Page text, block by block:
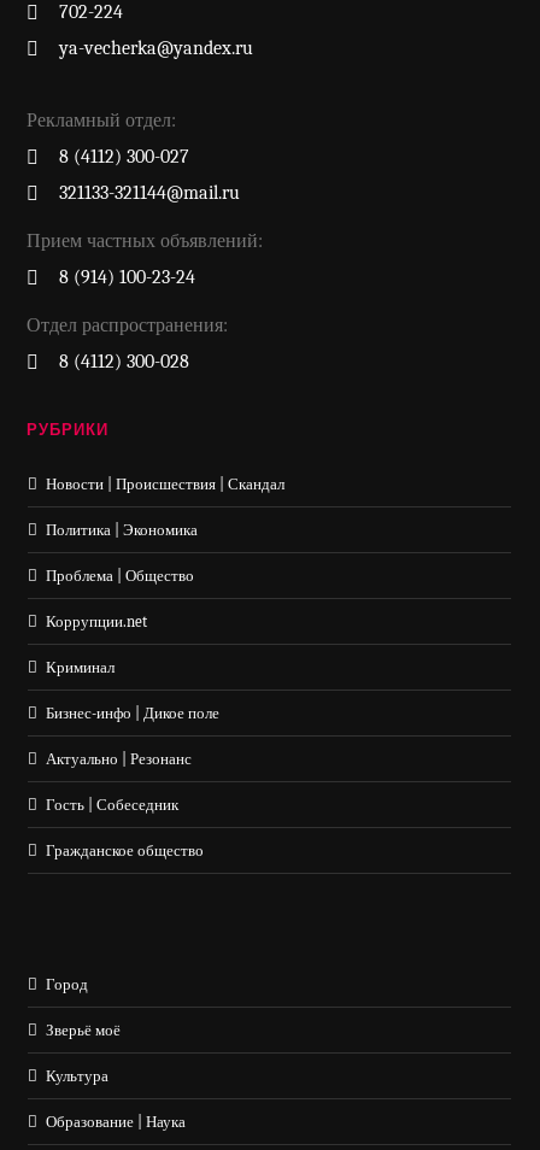
702-224
ya-vecherka@yandex.ru
Рекламный отдел:
8 (4112) 300-027
321133-321144@mail.ru
Прием частных объявлений:
8 (914) 100-23-24
Отдел распространения:
8 (4112) 300-028
РУБРИКИ
Новости | Происшествия | Скандал
Политика | Экономика
Проблема | Общество
Коррупции.net
Криминал
Бизнес-инфо | Дикое поле
Актуально | Резонанс
Гость | Собеседник
Гражданское общество
Город
Зверьё моё
Культура
Образование | Наука